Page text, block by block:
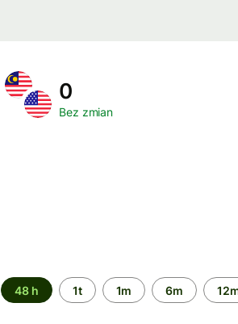
0
Bez zmian
Przedział
czasu
48 h 1t 1m 6m